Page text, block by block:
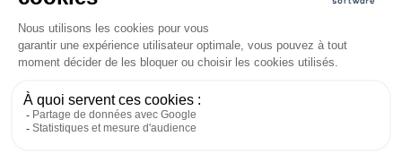
Copyright 2023 - Tous droits réservés
Cookies
Condition générales d'utilisation